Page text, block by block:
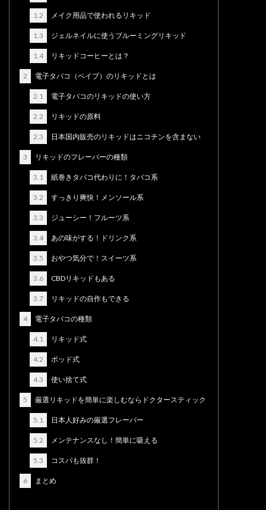
1.2 メイク用品で使われるリキッド
1.3 ジェルネイルに使うブルーミングリキッド
1.4 リキッドコーヒーとは？
2 電子タバコ（ベイプ）のリキッドとは
2.1 電子タバコのリキッドの使い方
2.2 リキッドの原料
2.3 日本国内販売のリキッドはニコチンを含まない
3 リキッドのフレーバーの種類
3.1 紙巻きタバコ代わりに！タバコ系
3.2 すっきり爽快！メンソール系
3.3 ジューシー！フルーツ系
3.4 あの味がする！ドリンク系
3.5 おやつ気分で！スイーツ系
3.6 CBDリキッドもある
3.7 リキッドの自作もできる
4 電子タバコの種類
4.1 リキッド式
4.2 ポッド式
4.3 使い捨て式
5 厳選リキッドを簡単に楽しむならドクタースティック
5.1 日本人好みの厳選フレーバー
5.2 メンテナンスなし！簡単に吸える
5.3 コスパも抜群！
6 まとめ